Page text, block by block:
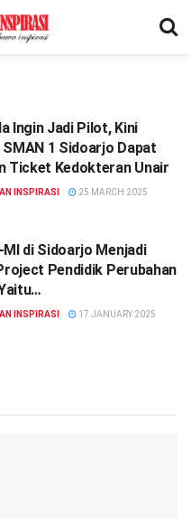
Ingin Jadi Pilot, Kini
1 Sidoarjo Dapat
Ticket Kedokteran Unair
INSPIRASI 25 MARCH 2025
MI di Sidoarjo Menjadi
Pendidik Perubahan
INSPIRASI 17 JANUARY 2025